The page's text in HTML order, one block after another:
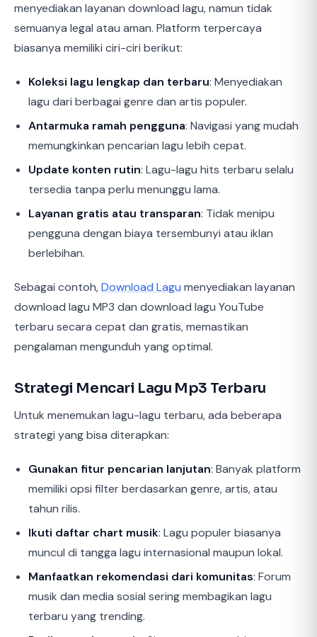
menyediakan layanan download lagu, namun tidak
semuanya legal atau aman. Platform terpercaya
biasanya memiliki ciri-ciri berikut:
Koleksi lagu lengkap dan terbaru: Menyediakan
lagu dari berbagai genre dan artis populer.
Antarmuka ramah pengguna: Navigasi yang mudah
memungkinkan pencarian lagu lebih cepat.
Update konten rutin: Lagu-lagu hits terbaru selalu
tersedia tanpa perlu menunggu lama.
Layanan gratis atau transparan: Tidak menipu
pengguna dengan biaya tersembunyi atau iklan
berlebihan.
Sebagai contoh,Download Lagu menyediakan layanan
download lagu MP3 dan download lagu YouTube
terbaru secara cepat dan gratis, memastikan
pengalaman mengunduh yang optimal.
Strategi Mencari Lagu Mp3 Terbaru
Untuk menemukan lagu-lagu terbaru, ada beberapa
strategi yang bisa diterapkan:
Gunakan fitur pencarian lanjutan: Banyak platform
memiliki opsi filter berdasarkan genre, artis, atau
tahun rilis.
Ikuti daftar chart musik: Lagu populer biasanya
muncul di tangga lagu internasional maupun lokal.
Manfaatkan rekomendasi dari komunitas: Forum
musik dan media sosial sering membagikan lagu
terbaru yang trending.